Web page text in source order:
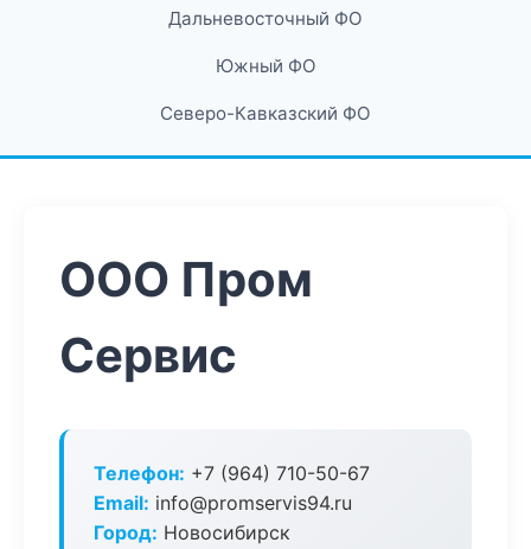
Дальневосточный ФО
Южный ФО
Северо-Кавказский ФО
ООО Пром
Сервис
Телефон: +7 (964) 710-50-67
Email: info@promservis94.ru
Город: Новосибирск